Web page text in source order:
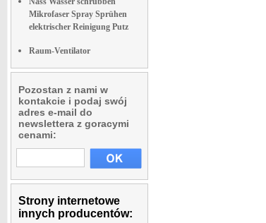
Mikrofaser Spray Sprühen
elektrischer Reinigung Putz
Raum-Ventilator
Pozostan z nami w
kontakcie i podaj swój
adres e-mail do
newslettera z goracymi
cenami:
Strony internetowe
innych producentów: